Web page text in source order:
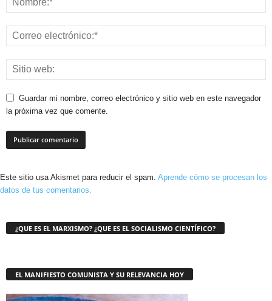
Guardar mi nombre, correo electrónico y sitio web en este navegador
la próxima vez que comente.
Este sitio usa Akismet para reducir el spam. Aprende cómo se procesan los
datos de tus comentarios.
¿QUE ES EL MARXISMO? ¿QUE ES EL SOCIALISMO CIENTÍFICO?
EL MANIFIESTO COMUNISTA Y SU RELEVANCIA HOY